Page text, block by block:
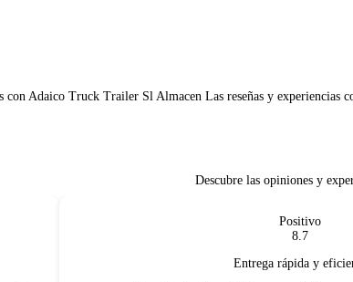
con Adaico Truck Trailer Sl Almacen Las reseñas y
Descubre las opiniones y
Positivo
8.7
Entrega rápida y eficiente